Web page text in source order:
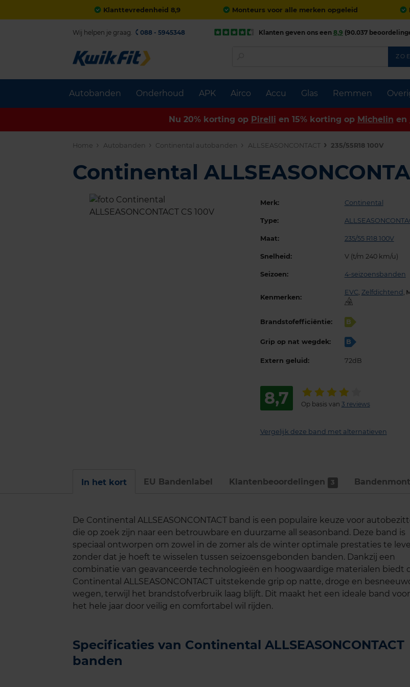
Klanttevredenheid 8,9 Monteurs voor alle merken opgeleid
Autobanden Onderhoud APK Airco Accu Glas Remmen
Wij helpen je graag. 088 - 5945348 Klanten geven ons een 8,9 (90.037
Nu 20% korting op Pirelli en 15% korting op Michelin en
Home Autobanden Continental autobanden ALLSEASONCONTACT 235/55R18 100V
Continental
Merk: Continental
Type:
Maat: 235/55 R18 100V
Snelheid: V (t/m 240 km/u)
Seizoen: 4-seizoensbanden
Kenmerken:
EVC, Zelfdichtend ,
Brandstofefficiëntie: B
Grip op nat wegdek: B
Extern geluid: 72dB
8,7 Op basis van 3 reviews
Vergelijk deze band met alternatieven
In het kort EU Bandenlabel Klantenbeoordelingen 3
De Continental ALLSEASONCONTACT band is een populaire keuze voor
die op zoek zijn naar een betrouwbare en duurzame all seasonband. Deze band is
speciaal ontworpen om zowel in de zomer als de winter optimale prestaties te
zonder dat je hoeft te wisselen tussen seizoensgebonden banden. Dankzij een
combinatie van geavanceerde technologieën en hoogwaardige materialen biedt
Continental ALLSEASONCONTACT uitstekende grip op natte, droge en
wegen, terwijl het brandstofverbruik laag blijft. Dit maakt het een ideale band
het hele jaar door veilig en comfortabel wil rijden.
Specificaties van Continental ALLSEASONCONTACT
banden